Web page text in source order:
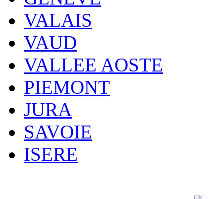
VALAIS
VAUD
VALLEE AOSTE
PIEMONT
JURA
SAVOIE
ISERE